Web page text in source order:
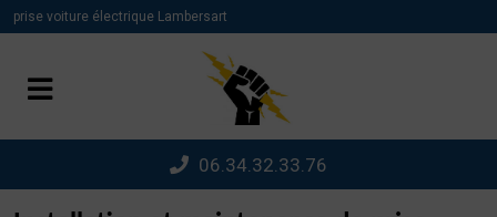
prise voiture électrique Lambersart
06.34.32.33.76
Panneau de gestion des cookies